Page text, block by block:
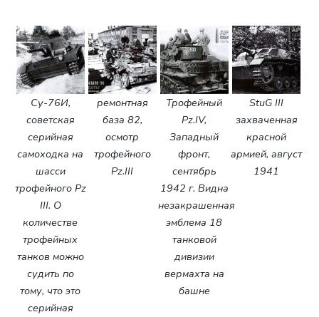
Су-76И,
советская
серийная
самоходка на
шасси
трофейного Pz
III. О
количестве
трофейных
танков можно
судить по
тому, что это
серийная
ремонтная
база 82,
осмотр
трофейного
Pz.III
Трофейный
Pz.IV,
Западный
фронт,
сентябрь
1942 г. Видна
незакрашенная
эмблема 18
танковой
дивизии
вермахта на
башне
StuG III
захваченная
красной
армией, август
1941